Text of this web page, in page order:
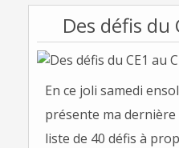
Des défis du
En ce joli samedi
présente ma
liste de 40 défis à